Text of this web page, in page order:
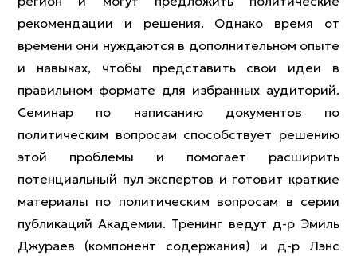
рекомендации и решения. Однако время от
времени они нуждаются в дополнительном опыте
и навыках, чтобы представить свои идеи в
правильном формате для избранных аудиторий.
Семинар по написанию документов по
политическим вопросам способствует решению
этой проблемы и помогает расширить
потенциальный пул экспертов и готовит краткие
материалы по политическим вопросам в серии
публикаций Академии. Тренинг ведут д-р Эмиль
Джураев (компонент содержания) и д-р Лэнс